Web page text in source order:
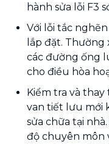
hành sửa lỗi F3
Với lỗi tắc
lắp đặt.
các đường ống
cho điều hòa
Kiểm tra và
van tiết lưu mới
sửa chữa tại
độ chuyên môn